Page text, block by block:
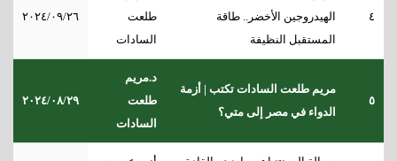
٤
الهيدروجين الأخضر.. طاقة
المستقبل النظيفة
طلعت
السادات
٢٠٢٤/٠٩/٢٦
٥
مريم طلعت السادات تكتب | أزمة
الدواء في مصر إلى متي؟
د.مريم
طلعت
السادات
٢٠٢٤/٠٨/٢٩